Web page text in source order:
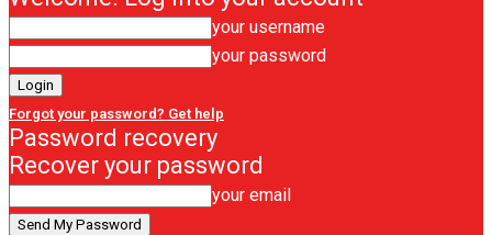
your username
your password
Forgot your password? Get help
Password recovery
Recover your password
your email